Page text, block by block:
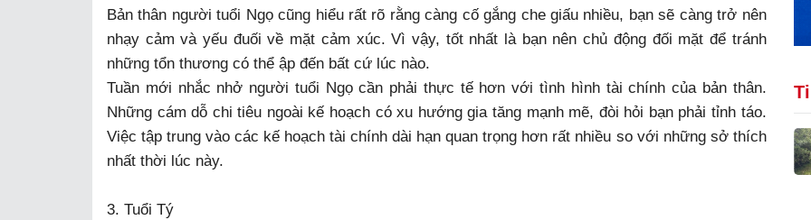
Bản thân người tuổi Ngọ cũng hiểu rất rõ rằng càng cố gắng che giấu nhiều, bạn sẽ càng trở nên
nhạy cảm và yếu đuối về mặt cảm xúc. Vì vậy, tốt nhất là bạn nên chủ động đối mặt để tránh
những tổn thương có thể ập đến bất cứ lúc nào.
Tuần mới nhắc nhở người tuổi Ngọ cần phải thực tế hơn với tình hình tài chính của bản thân.
Những cám dỗ chi tiêu ngoài kế hoạch có xu hướng gia tăng mạnh mẽ, đòi hỏi bạn phải tỉnh táo.
Việc tập trung vào các kế hoạch tài chính dài hạn quan trọng hơn rất nhiều so với những sở thích
nhất thời lúc này.
3. Tuổi Tý